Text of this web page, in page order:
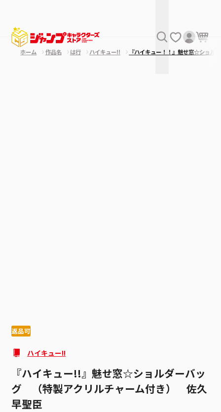
ホーム 作品名 は行 ハイキュー!! 『ハイキュー！！』魅せ窓☆ショ
返品可
ハイキュー!!
『ハイキュー!!』魅せ窓☆ショルダーバッ
グ （特製アクリルチャーム付き） 佐久
早聖臣